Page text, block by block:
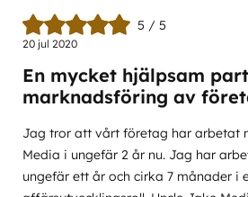
5 / 5
20 jul 2020
En mycket hjälpsam
marknadsföring av
Jag tror att vårt företag har arbetat
Media i ungefär 2 år nu. Jag har
ungefär ett år och cirka 7 månader i